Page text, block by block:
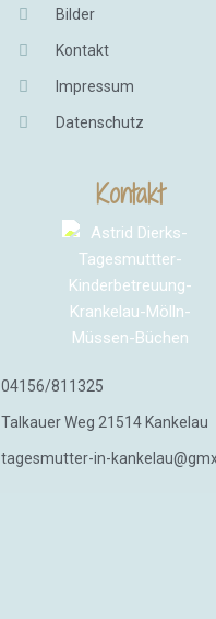
Bilder
Kontakt
Impressum
Datenschutz
Kontakt
04156/811325
Talkauer Weg 21514 Kankelau
tagesmutter-in-